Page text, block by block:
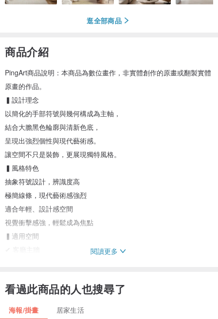
逛全部商品
商品介紹
PingArt商品說明：本商品為數位畫作，非實體創作的原畫或翻製實體
原畫的作品。
▍設計理念
以簡化的手部符號與幾何構成為主軸，
結合大膽黑色輪廓與清新色底，
呈現出強烈個性與現代藝術感。
讓空間不只是裝飾，更展現獨特風格。
▍風格特色
抽象符號設計，辨識度高
極簡線條，現代藝術感強烈
適合年輕、設計感空間
視覺衝擊感強，輕鬆成為焦點
▍適用空間
✔ 客廳主牆
✔ 咖啡廳 / 設計選物店
閱讀更多
看過此商品的人也搜尋了
海報/掛畫 居家生活